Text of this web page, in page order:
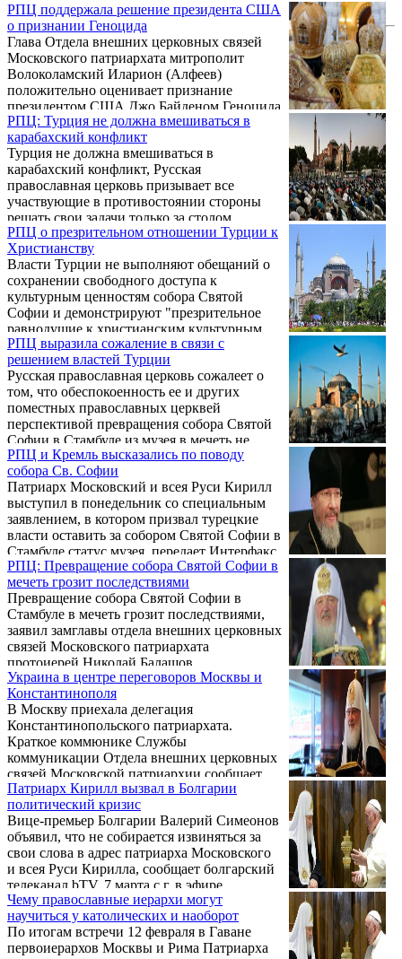
РПЦ поддержала решение президента США
о признании Геноцида
Глава Отдела внешних церковных связей
Московского патриархата митрополит
Волоколамский Иларион (Алфеев)
положительно оценивает признание
президентом США Джо Байденом Геноцида
армян в Османской империи. Об этом он
заявил в программе "Церковь и мир" на
телеканале "Россия-24".
РПЦ: Турция не должна вмешиваться в
карабахский конфликт
Турция не должна вмешиваться в
карабахский конфликт, Русская
православная церковь призывает все
участвующие в противостоянии стороны
решать свои задачи только за столом
переговоров и политическим путем, заявил
глава отдела внешних церковных связей
(ОВЦС) РПЦ митрополит Волоколамский
Иларион, передает РИА Новости.
РПЦ о презрительном отношении Турции к
Христианству
Власти Турции не выполняют обещаний о
сохранении свободного доступа к
культурным ценностям собора Святой
Софии и демонстрируют "презрительное
равнодушие к христианским культурным
ценностям", заявил РИА Новости замглавы
отдела внешних церковных связей
Московского патриархата протоиерей
Николай Балашов.
РПЦ выразила сожаление в связи с
решением властей Турции
Русская православная церковь сожалеет о
том, что обеспокоенность ее и других
поместных православных церквей
перспективой превращения собора Святой
Софии в Стамбуле из музея в мечеть не
была услышана турецкими властями. Об
этом заявил ТАСС председатель
Синодального отдела по
взаимоотношениям церкви с обществом и
СМИ Московского патриархата Владимир
Легойда.
РПЦ и Кремль высказались по поводу
собора Св. Софии
Патриарх Московский и всея Руси Кирилл
выступил в понедельник со специальным
заявлением, в котором призвал турецкие
власти оставить за собором Святой Софии в
Стамбуле статус музея, передает Интерфакс.
РПЦ: Превращение собора Святой Софии в
мечеть грозит последствиями
Превращение собора Святой Софии в
Стамбуле в мечеть грозит последствиями,
заявил замглавы отдела внешних церковных
связей Московского патриархата
протоиерей Николай Балашов.
Украина в центре переговоров Москвы и
Константинополя
В Москву приехала делегация
Константинопольского патриархата.
Краткое коммюнике Службы
коммуникации Отдела внешних церковных
связей Московской патриархии сообщает,
что 9 июля 2018 года гостей во главе с
митрополитами Галльским Эммануилом и
Смирнским Варфоломеем принял патриарх
Московский и всея Руси Кирилл. Со
стороны Русской православной церкви во
встрече приняли участие также глава ОВЦС
митрополит Иларион и его заместитель
протоиерей Николай Балашов. О сути
происходящего всего одно предложение: ...
Патриарх Кирилл вызвал в Болгарии
политический кризис
Вице-премьер Болгарии Валерий Симеонов
объявил, что не собирается извиняться за
свои слова в адрес патриарха Московского
и всея Руси Кирилла, сообщает болгарский
телеканал bTV. 7 марта с.г. в эфире
телеканала БНТ политик назвал патриарха
«сигаретным патриархом» и «второсортным
агентом КГБ». «Этот человек не спустился
с небес, не вышел из Рая и не является
Чему православные иерархи могут
научиться у католических и наоборот
По итогам встречи 12 февраля в Гаване
первоиерархов Москвы и Рима Патриарха